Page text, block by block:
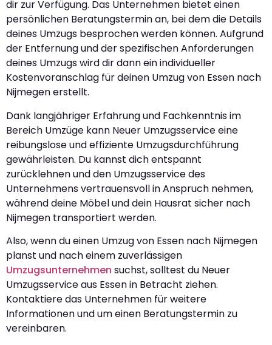
dir zur Verfügung. Das Unternehmen bietet einen
persönlichen Beratungstermin an, bei dem die Details
deines Umzugs besprochen werden können. Aufgrund
der Entfernung und der spezifischen Anforderungen
deines Umzugs wird dir dann ein individueller
Kostenvoranschlag für deinen Umzug von Essen nach
Nijmegen erstellt.
Dank langjähriger Erfahrung und Fachkenntnis im
Bereich Umzüge kann Neuer Umzugsservice eine
reibungslose und effiziente Umzugsdurchführung
gewährleisten. Du kannst dich entspannt
zurücklehnen und den Umzugsservice des
Unternehmens vertrauensvoll in Anspruch nehmen,
während deine Möbel und dein Hausrat sicher nach
Nijmegen transportiert werden.
Also, wenn du einen Umzug von Essen nach Nijmegen
planst und nach einem zuverlässigen
Umzugsunternehmen suchst, solltest du Neuer
Umzugsservice aus Essen in Betracht ziehen.
Kontaktiere das Unternehmen für weitere
Informationen und um einen Beratungstermin zu
vereinbaren.